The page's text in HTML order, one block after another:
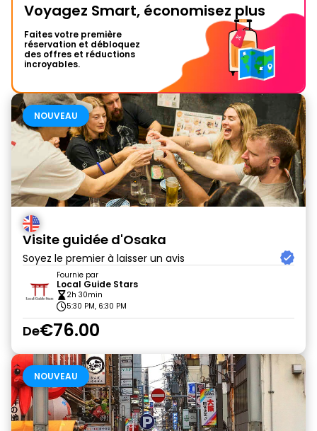
Voyagez Smart, économisez plus
Faites votre première
réservation et débloquez
des offres et réductions
incroyables.
NOUVEAU
Visite guidée d'Osaka
Soyez le premier à laisser un avis
Fournie par
Local Guide Stars
2h 30min
5:30 PM, 6:30 PM
De€76.00
NOUVEAU